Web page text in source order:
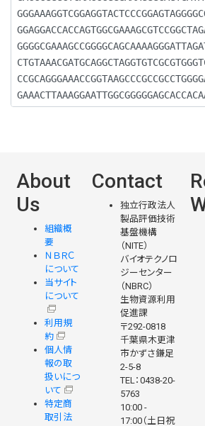
About
Us
組織概
要
ＮＢＲＣ
について
当サイト
について
利用規
約
個人情
報の取
扱いにつ
いて
特定商
取引法
Contact
独立行政法人
製品評価技術
基盤機構
（NITE）
バイオテクノロ
ジーセンター
（NBRC）
生物資源利用
促進課
〒292-0818
千葉県木更津
市かずさ鎌足
2-5-8
TEL：0438-20-
5763
10:00 -
17:00（土日祝